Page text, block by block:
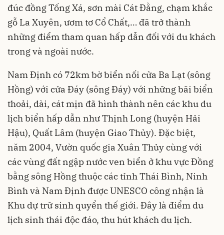
đúc đồng Tống Xá, sơn mài Cát Đằng, chạm khắc
gỗ La Xuyên, ươm tơ Cổ Chất,… đã trở thành
những điểm tham quan hấp dẫn đối với du khách
trong và ngoài nước.
Nam Định có 72km bờ biển nối cửa Ba Lạt (sông
Hồng) với cửa Đáy (sông Đáy) với những bãi biển
thoải, dài, cát mịn đã hình thành nên các khu du
lịch biển hấp dẫn như Thịnh Long (huyện Hải
Hậu), Quất Lâm (huyện Giao Thủy). Đặc biệt,
năm 2004, Vườn quốc gia Xuân Thủy cùng với
các vùng đất ngập nước ven biển ở khu vực Đồng
bằng sông Hồng thuộc các tỉnh Thái Bình, Ninh
Bình và Nam Định được UNESCO công nhận là
Khu dự trữ sinh quyển thế giới. Đây là điểm du
lịch sinh thái độc đáo, thu hút khách du lịch.